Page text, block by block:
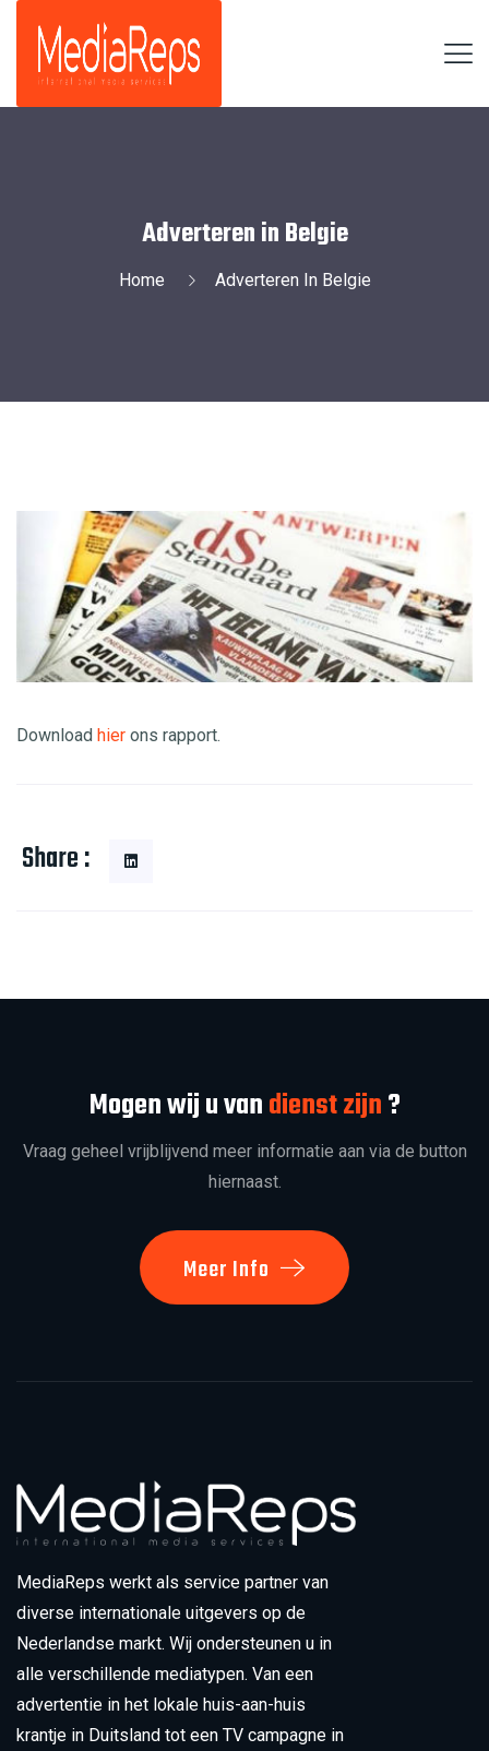
Adverteren in Belgie
Home Adverteren In Belgie
Download hier ons rapport.
Share :
Mogen wij u vandienst zijn?
Vraag geheel vrijblijvend meer informatie aan via de button
hiernaast.
Meer Info
MediaReps werkt als service partner van
diverse internationale uitgevers op de
Nederlandse markt. Wij ondersteunen u in
alle verschillende mediatypen. Van een
advertentie in het lokale huis-aan-huis
krantje in Duitsland tot een TV campagne in